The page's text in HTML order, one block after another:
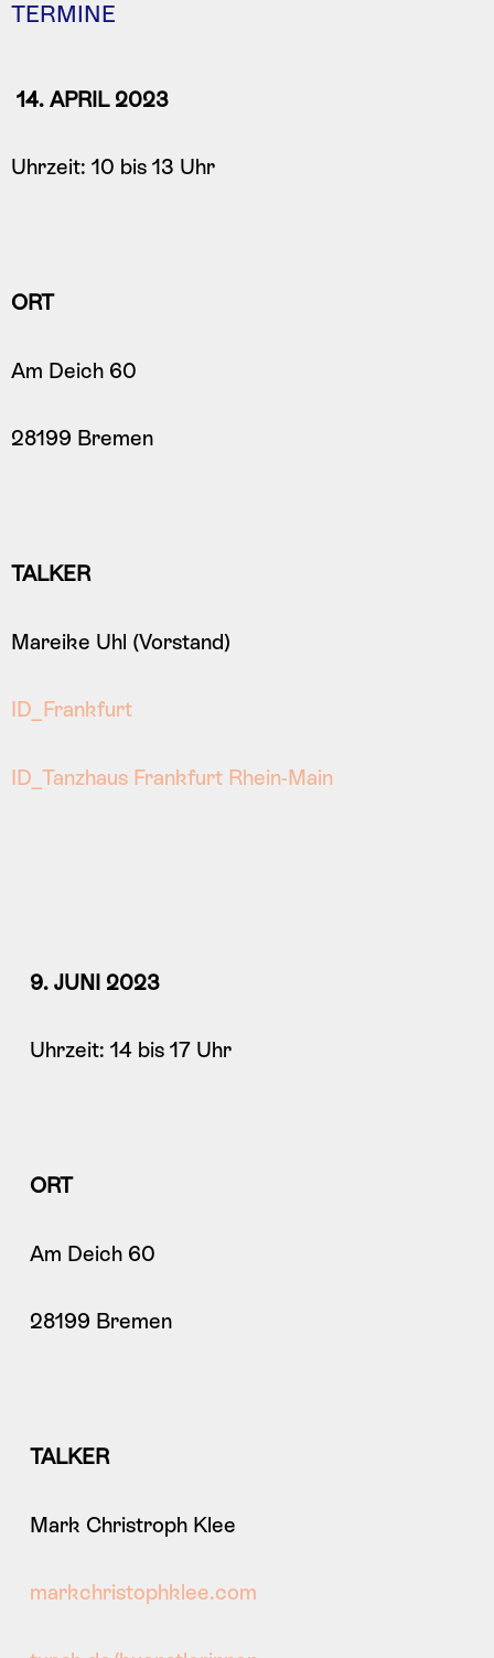
TERMINE
14. APRIL 2023
Uhrzeit: 10 bis 13 Uhr
ORT
Am Deich 60
28199 Bremen
TALKER
Mareike Uhl (Vorstand)
ID_Frankfurt
ID_Tanzhaus Frankfurt Rhein-Main
9. JUNI 2023
Uhrzeit: 14 bis 17 Uhr
ORT
Am Deich 60
28199 Bremen
TALKER
Mark Christroph Klee
markchristophklee.com